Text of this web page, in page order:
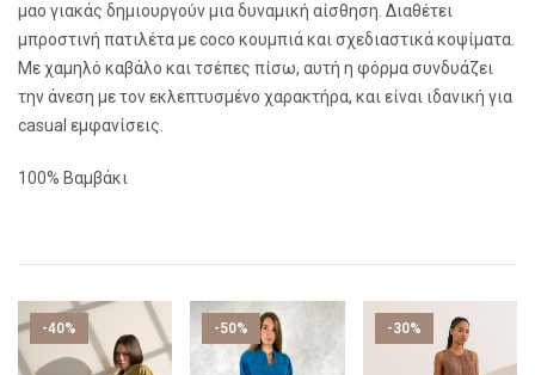
μαο γιακάς δημιουργούν μια δυναμική αίσθηση. Διαθέτει
μπροστινή πατιλέτα με coco κουμπιά και σχεδιαστικά κοψίματα.
Με χαμηλό καβάλο και τσέπες πίσω, αυτή η φόρμα συνδυάζει
την άνεση με τον εκλεπτυσμένο χαρακτήρα, και είναι ιδανική για
casual εμφανίσεις.
100% Βαμβάκι
-40% -50% -30%